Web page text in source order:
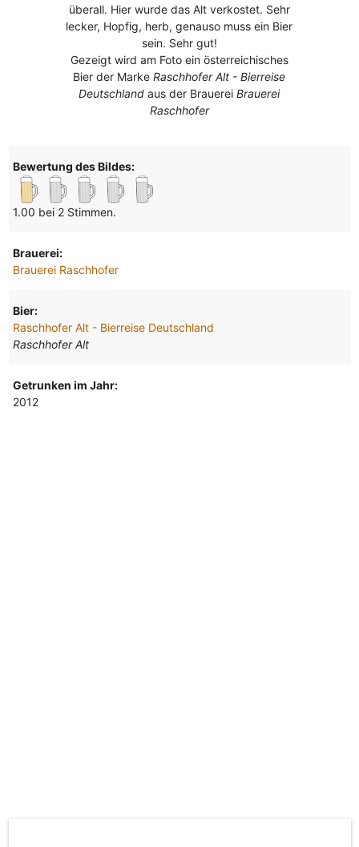
überall. Hier wurde das Alt verkostet. Sehr
lecker, Hopfig, herb, genauso muss ein Bier
sein. Sehr gut!
Gezeigt wird am Foto ein österreichisches
Bier der MarkeRaschhofer Alt - Bierreise
Deutschland aus der BrauereiBrauerei
Raschhofer
Bewertung des Bildes:
1.00 bei 2 Stimmen.
Brauerei:
Brauerei Raschhofer
Bier:
Raschhofer Alt - Bierreise Deutschland
Raschhofer Alt
Getrunken im Jahr:
2012